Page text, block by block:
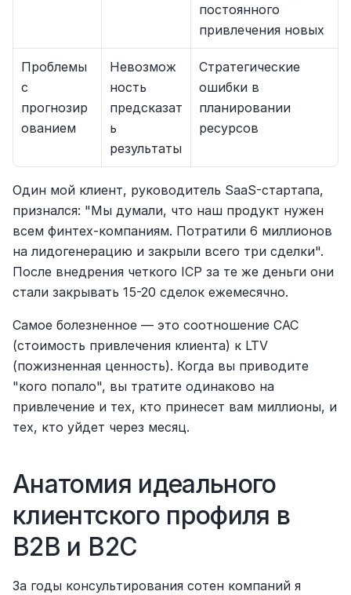
постоянного
привлечения новых
Проблемы
с
прогнозир
ованием
Невозмож
ность
предсказат
ь
результаты
Стратегические
ошибки в
планировании
ресурсов
Один мой клиент, руководитель SaaS-стартапа,
признался: "Мы думали, что наш продукт нужен
всем финтех-компаниям. Потратили 6 миллионов
на лидогенерацию и закрыли всего три сделки".
После внедрения четкого ICP за те же деньги они
стали закрывать 15-20 сделок ежемесячно.
Самое болезненное — это соотношение CAC
(стоимость привлечения клиента) к LTV
(пожизненная ценность). Когда вы приводите
"кого попало", вы тратите одинаково на
привлечение и тех, кто принесет вам миллионы, и
тех, кто уйдет через месяц.
Анатомия идеального
клиентского профиля в
B2B и B2C
За годы консультирования сотен компаний я